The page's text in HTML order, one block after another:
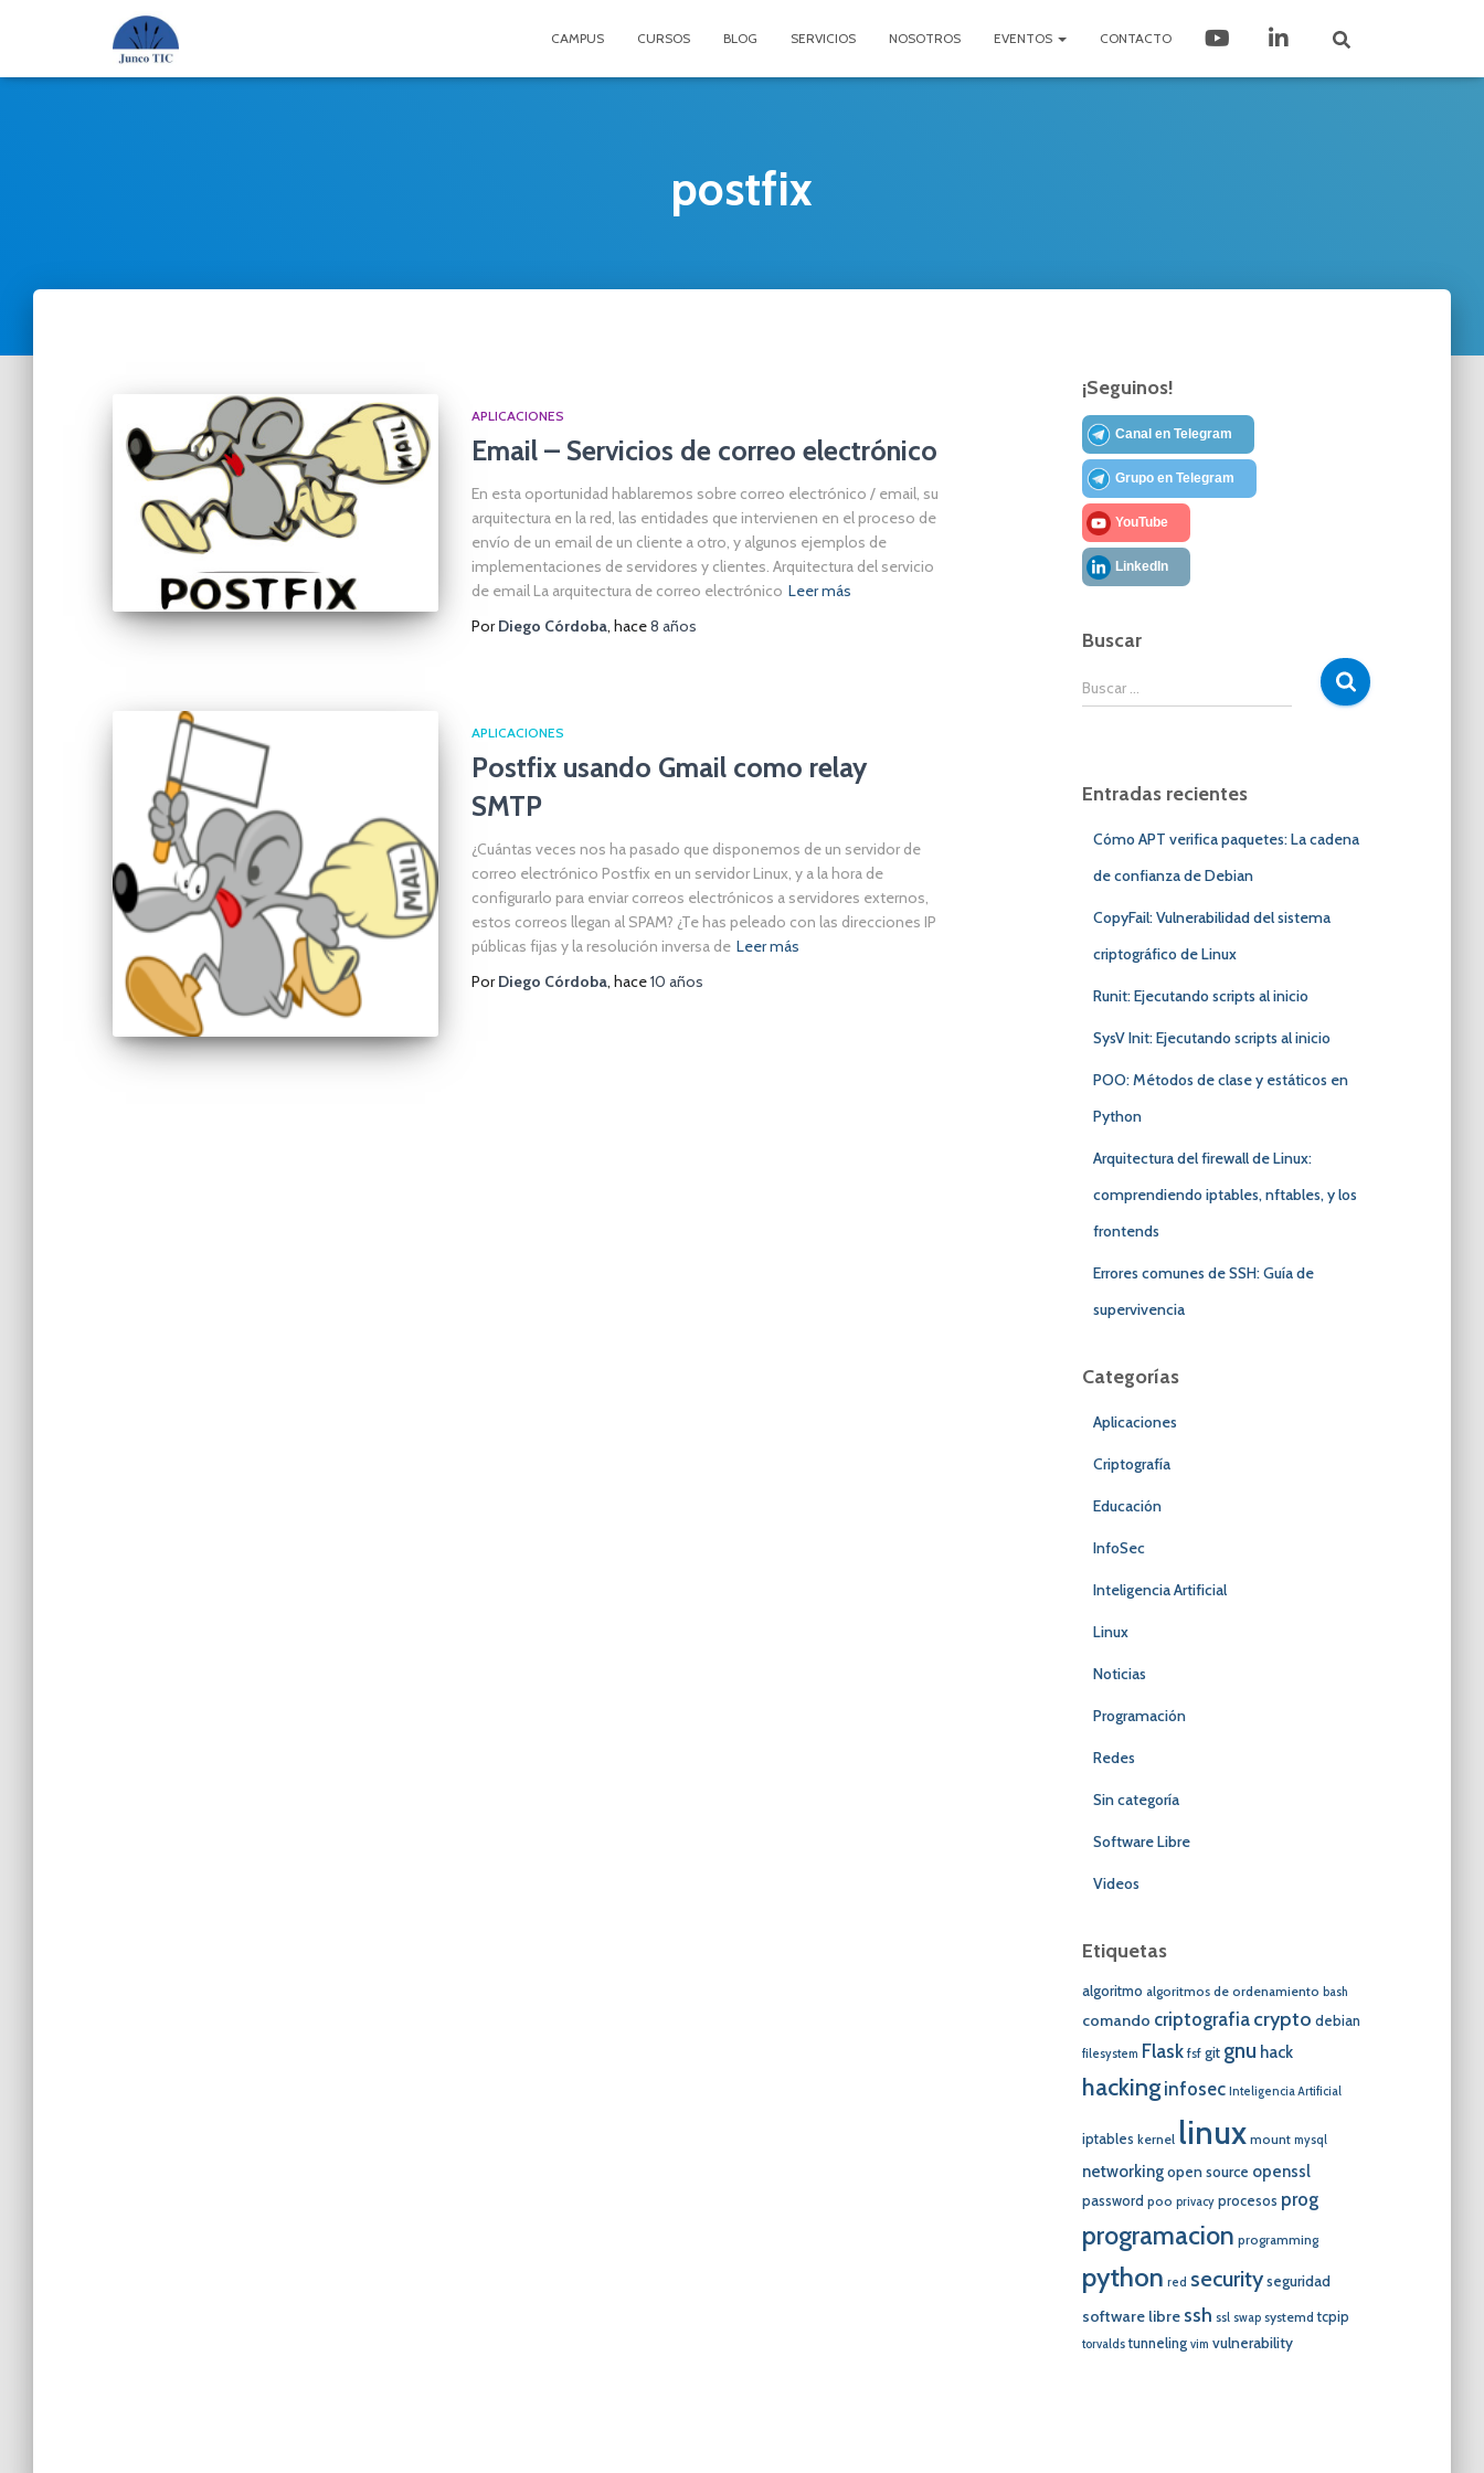
CAMPUS CURSOS BLOG SERVICIOS NOSOTROS EVENTOS CONTACTO
postfix
APLICACIONES
Email – Servicios de correo electrónico
En esta oportunidad hablaremos sobre correo electrónico / email, su
arquitectura en la red, las entidades que intervienen en el proceso de
envío de un email de un cliente a otro, y algunos ejemplos de
implementaciones de servidores y clientes. Arquitectura del servicio
de email La arquitectura de correo electrónico Leer más
PorDiego Córdoba, hace8 años
APLICACIONES
Postfix usando Gmail como relay
SMTP
¿Cuántas veces nos ha pasado que disponemos de un servidor de
correo electrónico Postfix en un servidor Linux, y a la hora de
configurarlo para enviar correos electrónicos a servidores externos,
estos correos llegan al SPAM? ¿Te has peleado con las direcciones IP
públicas fijas y la resolución inversa de Leer más
PorDiego Córdoba, hace10 años
¡Seguinos!
Canal en Telegram
Grupo en Telegram
YouTube
LinkedIn
Buscar
B
u
r
Buscar …
Entradas recientes
Cómo APT verifica paquetes: La cadena
de confianza de Debian
CopyFail: Vulnerabilidad del sistema
criptográfico de Linux
Runit: Ejecutando scripts al inicio
SysV Init: Ejecutando scripts al inicio
POO: Métodos de clase y estáticos en
Python
Arquitectura del firewall de Linux:
comprendiendo iptables, nftables, y los
frontends
Errores comunes de SSH: Guía de
supervivencia
Categorías
Aplicaciones
Criptografía
Educación
InfoSec
Inteligencia Artificial
Linux
Noticias
Programación
Redes
Sin categoría
Software Libre
Videos
Etiquetas
algoritmo algoritmos de ordenamiento bash
comando criptografia crypto debian
filesystem Flask fsf git gnu hack
hacking infosec Inteligencia Artificial
iptables kernel linux mount mysql
networking open source openssl
password poo privacy procesos prog
programacion programming
python red security seguridad
software libre ssh ssl swap systemd tcpip
torvalds tunneling vim vulnerability